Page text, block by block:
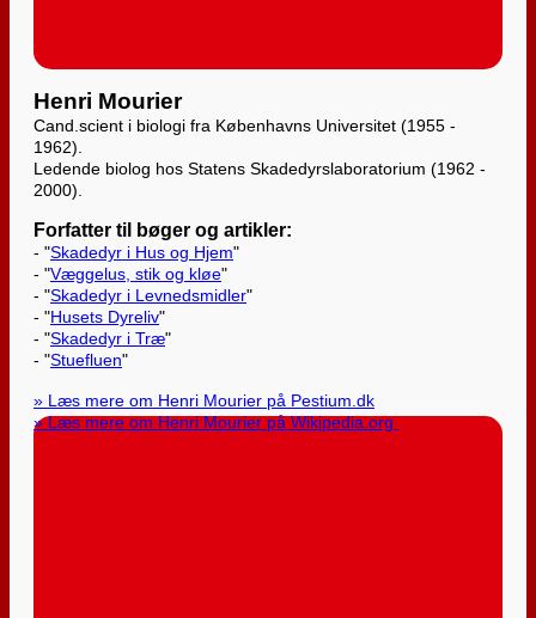
Henri Mourier
Cand.scient i biologi fra Københavns Universitet (1955 -
1962).
Ledende biolog hos Statens Skadedyrslaboratorium (1962 -
2000).
Forfatter til bøger og artikler:
- "Skadedyr i Hus og Hjem"
- "Væggelus, stik og kløe"
- "Skadedyr i Levnedsmidler"
- "Husets Dyreliv"
- "Skadedyr i Træ"
- "Stuefluen"
» Læs mere om Henri Mourier på Pestium.dk
» Læs mere om Henri Mourier på Wikipedia.org